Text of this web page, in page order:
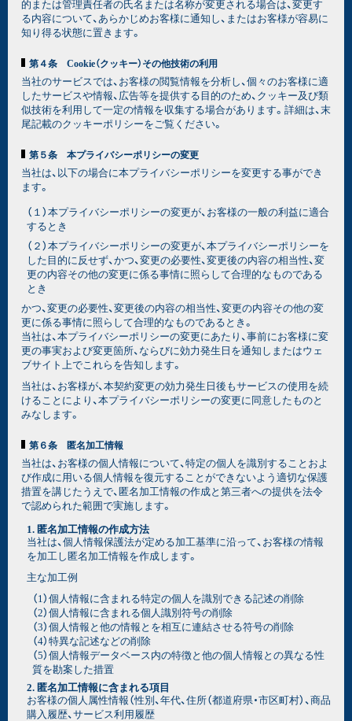
的または管理責任者の氏名または名称が変更される場合は、変更す
る内容について、あらかじめお客様に通知し、またはお客様が容易に
知り得る状態に置きます。
第４条 Cookie（クッキー）その他技術の利用
当社のサービスでは、お客様の閲覧情報を分析し、個々のお客様に適
したサービスや情報、広告等を提供する目的のため、クッキー及び類
似技術を利用して一定の情報を収集する場合があります。詳細は、末
尾記載のクッキーポリシーをご覧ください。
第５条 本プライバシーポリシーの変更
当社は、以下の場合に本プライバシーポリシーを変更する事ができ
ます。
（１）本プライバシーポリシーの変更が、お客様の一般の利益に適合
するとき
（２）本プライバシーポリシーの変更が、本プライバシーポリシーを
した目的に反せず、かつ、変更の必要性、変更後の内容の相当性、変
更の内容その他の変更に係る事情に照らして合理的なものである
とき
かつ、変更の必要性、変更後の内容の相当性、変更の内容その他の変
更に係る事情に照らして合理的なものであるとき。
当社は、本プライバシーポリシーの変更にあたり、事前にお客様に変
更の事実および変更箇所、ならびに効力発生日を通知しまたはウェ
ブサイト上でこれらを告知します。
当社は、お客様が、本契約変更の効力発生日後もサービスの使用を続
けることにより、本プライバシーポリシーの変更に同意したものと
みなします。
第６条 匿名加工情報
当社は、お客様の個人情報について、特定の個人を識別することおよ
び作成に用いる個人情報を復元することができないよう適切な保護
措置を講じたうえで、匿名加工情報の作成と第三者への提供を法令
で認められた範囲で実施します。
1. 匿名加工情報の作成方法
当社は、個人情報保護法が定める加工基準に沿って、お客様の情報
を加工し匿名加工情報を作成します。
主な加工例
（1）個人情報に含まれる特定の個人を識別できる記述の削除
（2）個人情報に含まれる個人識別符号の削除
（3）個人情報と他の情報とを相互に連結させる符号の削除
（4）特異な記述などの削除
（5）個人情報データベース内の特徴と他の個人情報との異なる性
質を勘案した措置
2. 匿名加工情報に含まれる項目
お客様の個人属性情報（性別、年代、住所（都道府県・市区町村）、商品
購入履歴、サービス利用履歴